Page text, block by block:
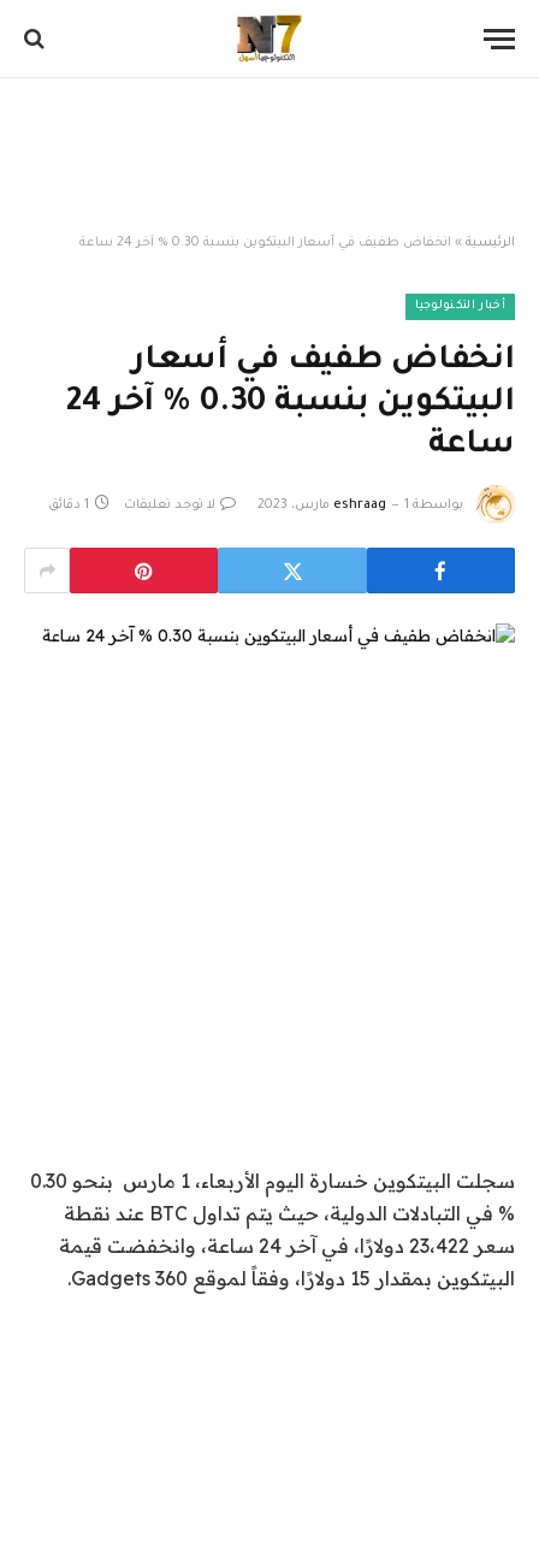
الرئيسية » انخفاض طفيف في أسعار البيتكوين بنسبة 0.30 % آخر 24 ساعة
أخبار التكنولوجيا
انخفاض طفيف في أسعار
البيتكوين بنسبة 0.30 % آخر 24
ساعة
بواسطة eshraag 1 مارس، 2023 لا توجد تعليقات 1 دقائق
سجلت البيتكوين خسارة اليوم الأربعاء، 1 مارس بنحو 0.30
% في التبادلات الدولية، حيث يتم تداول BTC عند نقطة
سعر 23،422 دولارًا، في آخر 24 ساعة، وانخفضت قيمة
البيتكوين بمقدار 15 دولارًا، وفقاً لموقع Gadgets 360.